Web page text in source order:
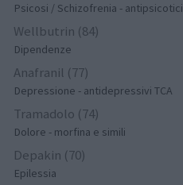
Psicosi / Schizofrenia - antipsicotici
Wellbutrin (84)
Dipendenze
Anafranil (77)
Depressione - antidepressivi TCA
Tramadolo (74)
Dolore - morfina e simili
Depakin (70)
Epilessia